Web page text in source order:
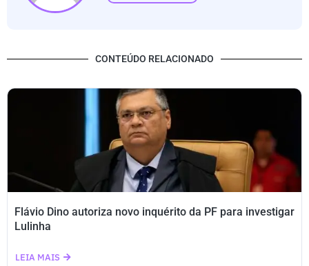
CONTEÚDO RELACIONADO
Flávio Dino autoriza novo inquérito da PF para investigar
Lulinha
LEIA MAIS